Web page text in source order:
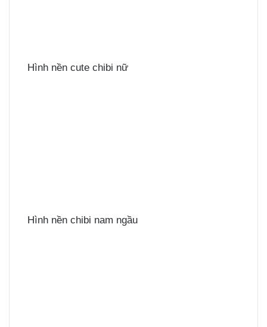
Hình nền cute chibi nữ
Hình nền chibi nam ngầu